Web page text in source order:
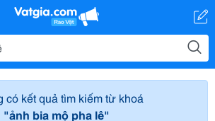
có kết quả tìm kiếm từ khoá
"ảnh bia mộ pha lê"